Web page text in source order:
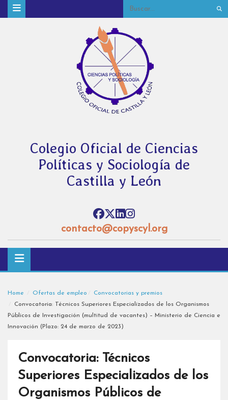
Colegio Oficial de Ciencias
Políticas y Sociología de
Castilla y León
contacto@copyscyl.org
Home Ofertas de empleo
Convocatorias y premios
Convocatoria: Técnicos Superiores Especializados de los Organismos
Públicos de Investigación (multitud de vacantes) – Ministerio de Ciencia e
Innovación (Plazo: 24 de marzo de 2023)
Convocatoria: Técnicos
Superiores Especializados de los
Organismos Públicos de